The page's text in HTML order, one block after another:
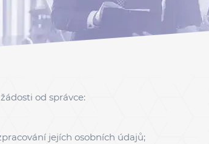
od správce:
jejích osobních údajů;